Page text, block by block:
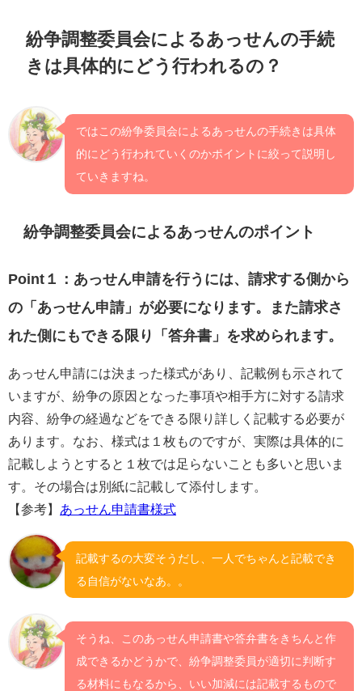
紛争調整委員会によるあっせんの手続
きは具体的にどう行われるの？
ではこの紛争委員会によるあっせんの手続きは具体
的にどう行われていくのかポイントに絞って説明し
ていきますね。
紛争調整委員会によるあっせんのポイント
Point１：あっせん申請を行うには、請求する側から
の「あっせん申請」が必要になります。また請求さ
れた側にもできる限り「答弁書」を求められます。
あっせん申請には決まった様式があり、記載例も示されて
いますが、紛争の原因となった事項や相手方に対する請求
内容、紛争の経過などをできる限り詳しく記載する必要が
あります。なお、様式は１枚ものですが、実際は具体的に
記載しようとすると１枚では足らないことも多いと思いま
す。その場合は別紙に記載して添付します。
【参考】 あっせん申請書様式
記載するの大変そうだし、一人でちゃんと記載でき
る自信がないなあ。。
そうね、このあっせん申請書や答弁書をきちんと作
成できるかどうかで、紛争調整委員が適切に判断す
る材料にもなるから、いい加減には記載するもので